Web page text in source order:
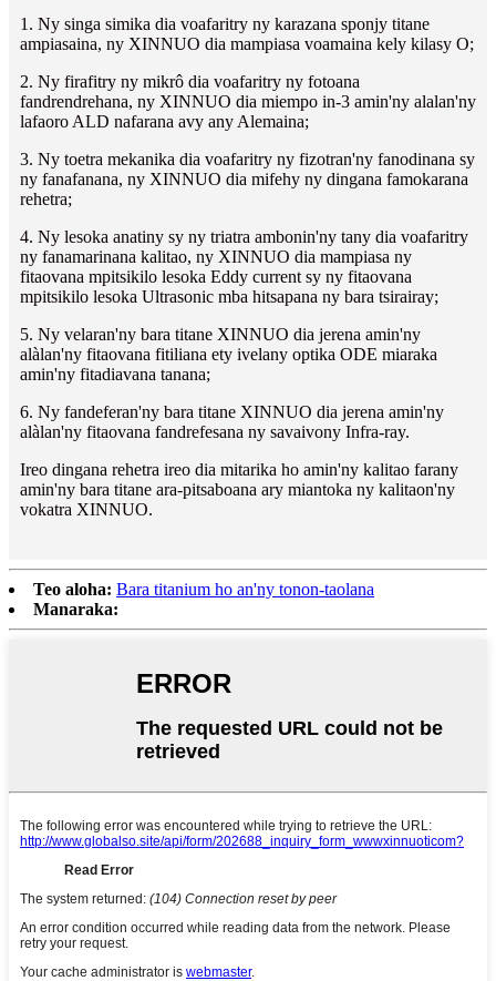
1. Ny singa simika dia voafaritry ny karazana sponjy titane
ampiasaina, ny XINNUO dia mampiasa voamaina kely kilasy O;
2. Ny firafitry ny mikrô dia voafaritry ny fotoana
fandrendrehana, ny XINNUO dia miempo in-3 amin'ny alalan'ny
lafaoro ALD nafarana avy any Alemaina;
3. Ny toetra mekanika dia voafaritry ny fizotran'ny fanodinana sy
ny fanafanana, ny XINNUO dia mifehy ny dingana famokarana
rehetra;
4. Ny lesoka anatiny sy ny triatra ambonin'ny tany dia voafaritry
ny fanamarinana kalitao, ny XINNUO dia mampiasa ny
fitaovana mpitsikilo lesoka Eddy current sy ny fitaovana
mpitsikilo lesoka Ultrasonic mba hitsapana ny bara tsirairay;
5. Ny velaran'ny bara titane XINNUO dia jerena amin'ny
alàlan'ny fitaovana fitiliana ety ivelany optika ODE miaraka
amin'ny fitadiavana tanana;
6. Ny fandeferan'ny bara titane XINNUO dia jerena amin'ny
alàlan'ny fitaovana fandrefesana ny savaivony Infra-ray.
Ireo dingana rehetra ireo dia mitarika ho amin'ny kalitao farany
amin'ny bara titane ara-pitsaboana ary miantoka ny kalitaon'ny
vokatra XINNUO.
Teo aloha: Bara titanium ho an'ny tonon-taolana
Manaraka: